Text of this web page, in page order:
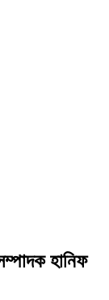
হানিফ